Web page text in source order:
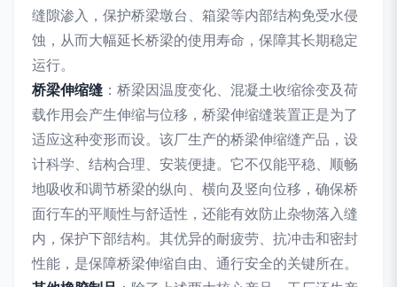
缝隙渗入，保护桥梁墩台、箱梁等内部结构免受水侵
蚀，从而大幅延长桥梁的使用寿命，保障其长期稳定
运行。
桥梁伸缩缝 ：桥梁因温度变化、混凝土收缩徐变及荷
载作用会产生伸缩与位移，桥梁伸缩缝装置正是为了
适应这种变形而设。该厂生产的桥梁伸缩缝产品，设
计科学、结构合理、安装便捷。它不仅能平稳、顺畅
地吸收和调节桥梁的纵向、横向及竖向位移，确保桥
面行车的平顺性与舒适性，还能有效防止杂物落入缝
内，保护下部结构。其优异的耐疲劳、抗冲击和密封
性能，是保障桥梁伸缩自由、通行安全的关键所在。